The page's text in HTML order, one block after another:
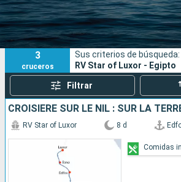
Fecha de salida
Puertos
3
cruceros
Sus criterios de búsqueda:
RV Star of Luxor - Egipto
Filtrar
RV Star of Luxor 8 d
Comidas